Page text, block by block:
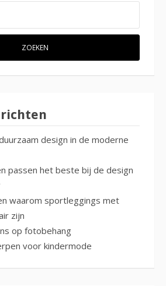
design in de moderne
passen het beste bij de design
waarom sportleggings met
zijn
op fotobehang
voor kindermode